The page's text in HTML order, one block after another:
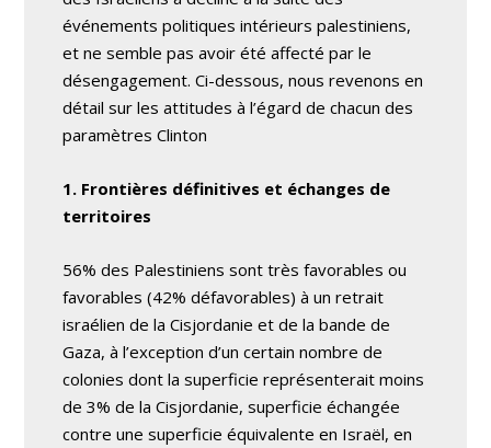
événements politiques intérieurs palestiniens,
et ne semble pas avoir été affecté par le
désengagement. Ci-dessous, nous revenons en
détail sur les attitudes à l’égard de chacun des
paramètres Clinton
1. Frontières définitives et échanges de
territoires
56% des Palestiniens sont très favorables ou
favorables (42% défavorables) à un retrait
israélien de la Cisjordanie et de la bande de
Gaza, à l’exception d’un certain nombre de
colonies dont la superficie représenterait moins
de 3% de la Cisjordanie, superficie échangée
contre une superficie équivalente en Israël, en